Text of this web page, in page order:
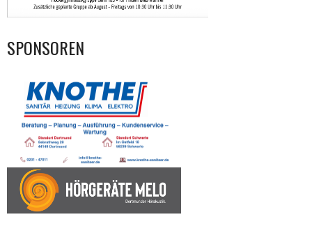
SPONSOREN